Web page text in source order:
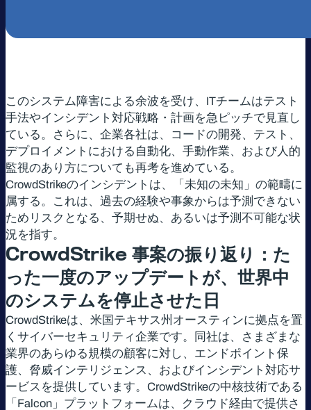
このシステム障害による余波を受け、ITチームはテスト
手法やインシデント対応戦略・計画を急ピッチで見直し
ている。さらに、企業各社は、コードの開発、テスト、
デプロイメントにおける自動化、手動作業、および人的
監視のあり方についても再考を進めている。
CrowdStrikeのインシデントは、「未知の未知」の範疇に
属する。これは、過去の経験や事象からは予測できない
ためリスクとなる、予期せぬ、あるいは予測不可能な状
況を指す。
CrowdStrike 事案の振り返り：た
った一度のアップデートが、世界中
のシステムを停止させた日
CrowdStrikeは、米国テキサス州オースティンに拠点を置
くサイバーセキュリティ企業です。同社は、さまざまな
業界のあらゆる規模の顧客に対し、エンドポイント保
護、脅威インテリジェンス、およびインシデント対応サ
ービスを提供しています。CrowdStrikeの中核技術である
「Falcon」プラットフォームは、クラウド経由で提供さ